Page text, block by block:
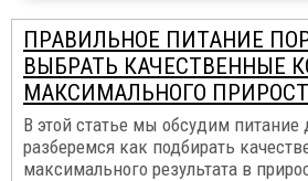
ПРАВИЛЬНОЕ ПИТАНИЕ
ВЫБРАТЬ КАЧЕСТВЕННЫЕ
МАКСИМАЛЬНОГО
В этой статье мы обсудим питание
разберемся как подбирать
максимального результата в